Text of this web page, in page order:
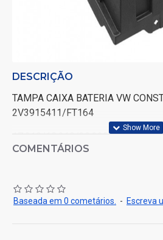
DESCRIÇÃO
TAMPA CAIXA BATERIA VW
2V3915411/FT164
17.210/18.210/30.320/25.380/
COMENTÁRIOS
Baseada em 0 cometários. - Escreva